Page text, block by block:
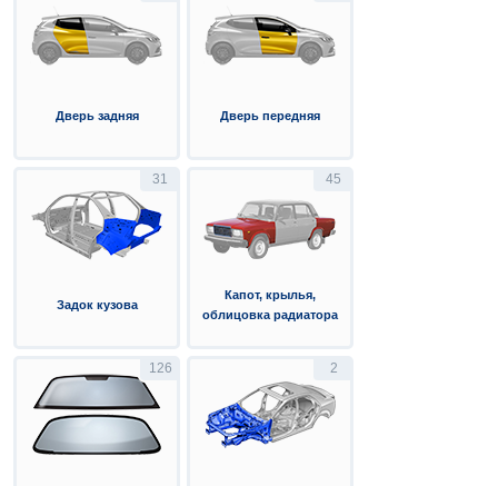
Дверь задняя Дверь передняя
31
Задок кузова
45
Капот, крылья,
облицовка радиатора
126 2